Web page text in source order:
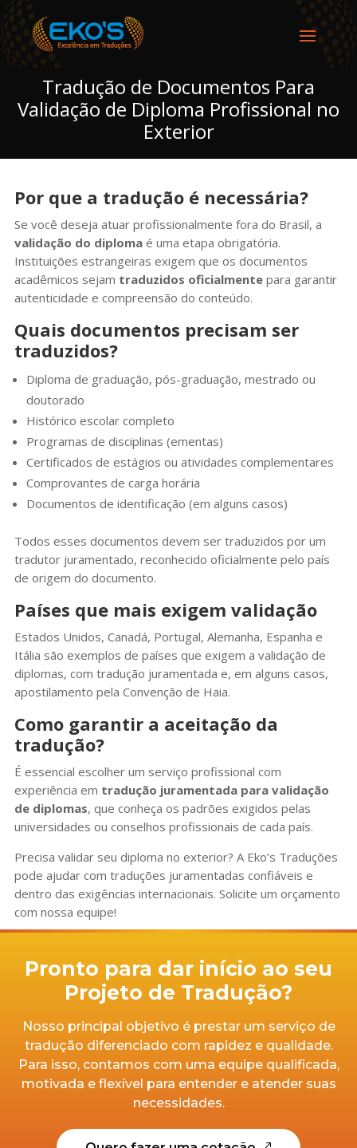
Tradução de Documentos Para
Validação de Diploma Profissional no
Exterior
Por que a tradução é necessária?
Se você deseja atuar profissionalmente fora do Brasil, a
validação do diplomaé uma etapa obrigatória.
Instituições estrangeiras exigem que os documentos
acadêmicos sejam traduzidos oficialmentepara garantir
autenticidade e compreensão do conteúdo.
Quais documentos precisam ser
traduzidos?
Diploma de graduação, pós-graduação, mestrado ou
doutorado
Histórico escolar completo
Programas de disciplinas (ementas)
Certificados de estágios ou atividades complementares
Comprovantes de carga horária
Documentos de identificação (em alguns casos)
Todos esses documentos devem ser traduzidos por um
tradutor juramentado, reconhecido oficialmente pelo país
de origem do documento.
Países que mais exigem validação
Estados Unidos, Canadá, Portugal, Alemanha, Espanha e
Itália são exemplos de países que exigem a validação de
diplomas, com tradução juramentada e, em alguns casos,
apostilamento pela Convenção de Haia.
Como garantir a aceitação da
tradução?
É essencial escolher um serviço profissional com
experiência em tradução juramentada para validação
de diplomas, que conheça os padrões exigidos pelas
universidades ou conselhos profissionais de cada país.
Precisa validar seu diploma no exterior? A Eko’s Traduções
pode ajudar com traduções juramentadas confiáveis e
dentro das exigências internacionais. Solicite um orçamento
com nossa equipe!
Pronto para dar início ao seu
Projeto de Tradução?
Nosso principal objetivo é prestar um serviço de
tradução diferenciado com rapidez e qualidade.
Para isso, contamos com uma equipe qualificada,
motivada e flexível para entender e atender suas
necessidades.